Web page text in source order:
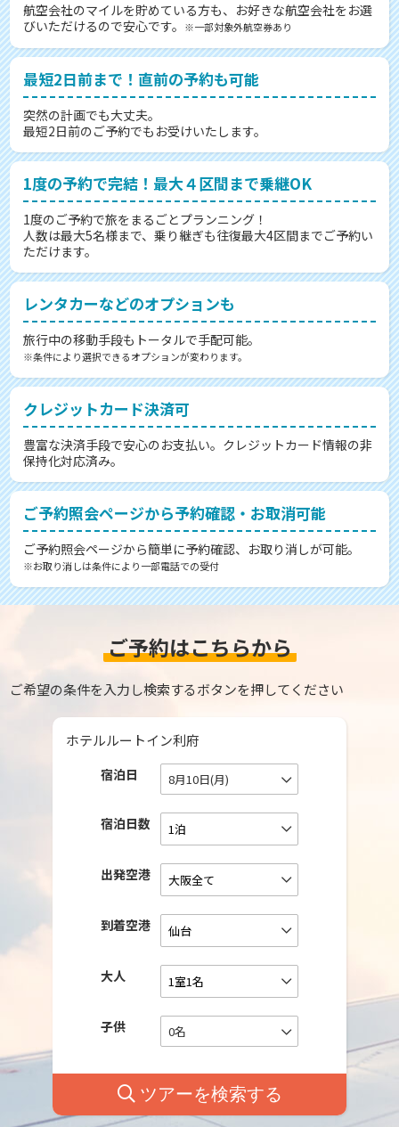
航空会社のマイルを貯めている方も、お好きな航空会社をお選
びいただけるので安心です。
※一部対象外航空券あり
最短2日前まで！直前の予約も可能
突然の計画でも大丈夫。
最短2日前のご予約でもお受けいたします。
1度の予約で完結！最大４区間まで乗継OK
1度のご予約で旅をまるごとプランニング！
人数は最大5名様まで、乗り継ぎも往復最大4区間までご予約い
ただけます。
レンタカーなどのオプションも
旅行中の移動手段もトータルで手配可能。
※条件により選択できるオプションが変わります。
クレジットカード決済可
豊富な決済手段で安心のお支払い。クレジットカード情報の非
保持化対応済み。
ご予約照会ページから予約確認・お取消可能
ご予約照会ページから簡単に予約確認、お取り消しが可能。
※お取り消しは条件により一部電話での受付
ご予約はこちらから
ご希望の条件を入力し検索するボタンを押してください
ホテルルートイン利府
宿泊日 8月10日(月)
宿泊日数
出発空港
到着空港
大人
子供 0名